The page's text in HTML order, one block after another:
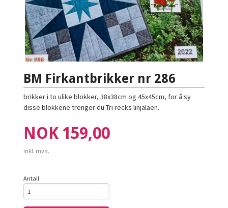
BM Firkantbrikker nr 286
brikker i to ulike blokker, 38x38cm og 45x45cm, for å sy
disse blokkene trenger du Tri recks linjalaen.
Pris
NOK 159,00
inkl. mva.
Antall